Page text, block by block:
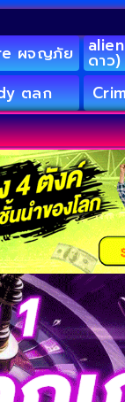
ผจญภัย ดาว)
ตลก